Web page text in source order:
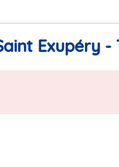
Exupéry -